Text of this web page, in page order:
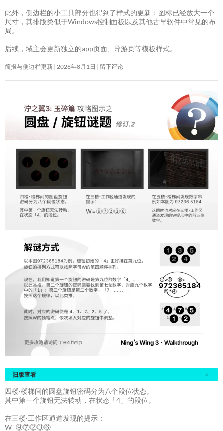
此外，侧边栏的小工具部分也得到了样式的更新：图标已经放大一个
尺寸，其排版类似于Windows控制面板以及其他古早软件中常见的布
局。
后续，域主会更新独立的app页面、导游页等模板样式。
简报与侧边栏更新 2026年8月1日 留下评论
旧版查看 +
四楼·楼梯间的圆盘旋钮密码分为八个段位状态。
其中第一个旋钮无法转动，在状态「4」的段位。
在三楼·工作区通道发现的提示：
W=⑨⑦②③⑥